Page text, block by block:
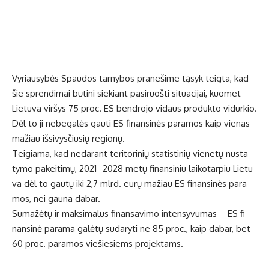
Vy­riau­sy­bės Spau­dos tar­ny­bos pra­ne­ši­me tą­syk teig­ta, kad
šie spren­di­mai bū­ti­ni sie­kiant pa­si­ruoš­ti si­tu­a­ci­jai, kuo­met
Lie­tu­va vir­šys 75 proc. ES ben­dro­jo vi­daus pro­duk­to vi­dur­kio.
Dėl to ji ne­be­ga­lės gau­ti ES fi­nan­si­nės pa­ra­mos kaip vie­nas
ma­žiau iš­si­vys­čiu­sių re­gio­nų.
Tei­gia­ma, kad ne­da­rant te­ri­to­ri­nių sta­tis­ti­nių vie­ne­tų nu­sta­
ty­mo pa­kei­ti­mų, 2021–2028 me­tų fi­nan­si­niu lai­ko­tar­piu Lie­tu­
va dėl to gau­tų iki 2,7 mlrd. eu­rų ma­žiau ES fi­nan­si­nės pa­ra­
mos, nei gau­na da­bar.
Su­ma­žė­tų ir mak­si­ma­lus fi­nan­sa­vi­mo in­ten­sy­vu­mas – ES fi­
nan­si­nė pa­ra­ma ga­lė­tų su­da­ry­ti ne 85 proc., kaip da­bar, bet
60 proc. pa­ra­mos vie­šie­siems pro­jek­tams.